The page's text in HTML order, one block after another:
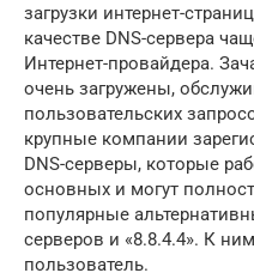
загрузки интернет-
качестве DNS-сервера
Интернет-провайдера.
очень загружены,
пользовательских
крупные компании
DNS-серверы, которые
основных и могут
популярные
серверов и «8.8.4.4». К
пользователь.